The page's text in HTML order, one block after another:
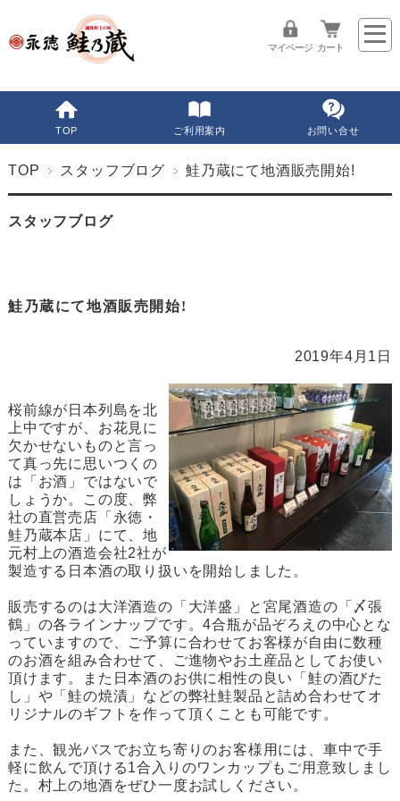
マイページ カート
TOP ご利用案内 お問い合せ
TOP スタッフブログ 鮭乃蔵にて地酒販売開始!
スタッフブログ
鮭乃蔵にて地酒販売開始!
2019年4月1日
桜前線が日本列島を北
上中ですが、お花見に
欠かせないものと言っ
て真っ先に思いつくの
は「お酒」ではないで
しょうか。この度、弊
社の直営売店「永徳・
鮭乃蔵本店」にて、地
元村上の酒造会社2社が
製造する日本酒の取り扱いを開始しました。
販売するのは大洋酒造の「大洋盛」と宮尾酒造の「〆張
鶴」の各ラインナップです。4合瓶が品ぞろえの中心とな
っていますので、ご予算に合わせてお客様が自由に数種
のお酒を組み合わせて、ご進物やお土産品としてお使い
頂けます。また日本酒のお供に相性の良い「鮭の酒びた
し」や「鮭の焼漬」などの弊社鮭製品と詰め合わせてオ
リジナルのギフトを作って頂くことも可能です。
また、観光バスでお立ち寄りのお客様用には、車中で手
軽に飲んで頂ける1合入りのワンカップもご用意致しまし
た。村上の地酒をぜひ一度お試しください。